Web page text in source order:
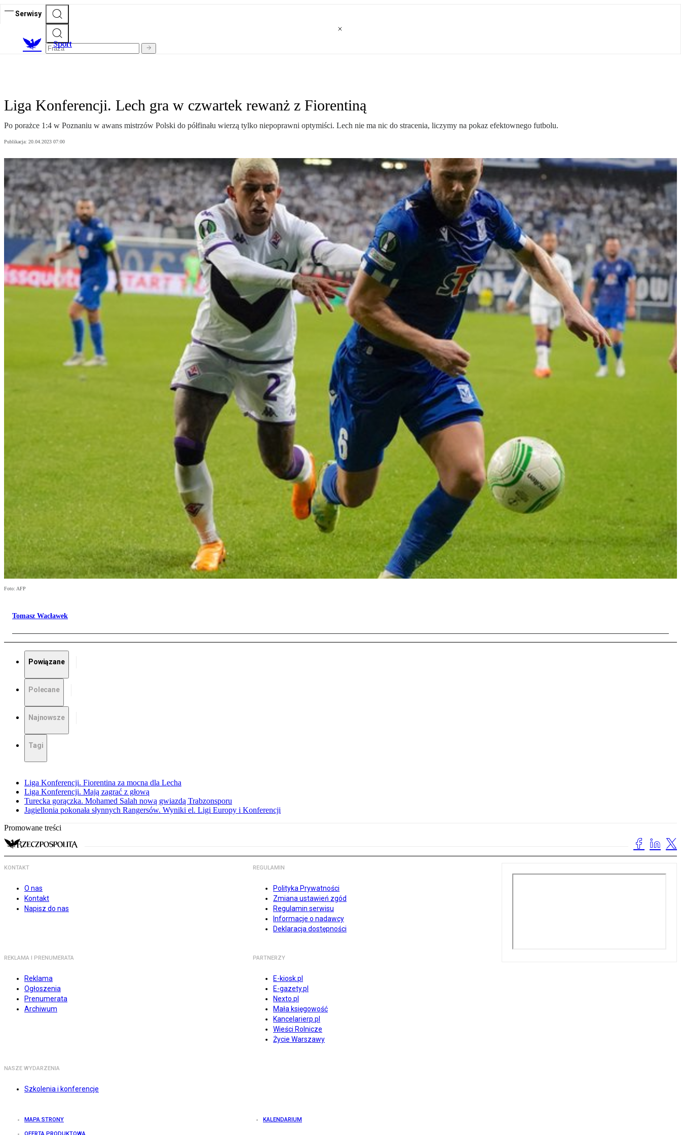
Serwisy
Sport
Liga Konferencji. Lech gra w czwartek rewanż z Fiorentiną
Po porażce 1:4 w Poznaniu w awans mistrzów Polski do półfinału wierzą tylko niepoprawni optymiści. Lech nie ma nic do stracenia, liczymy na pokaz efektownego futbolu.
Publikacja: 20.04.2023 07:00
Foto: AFP
Tomasz Wacławek
Powiązane
Polecane
Najnowsze
Tagi
Liga Konferencji. Fiorentina za mocna dla Lecha
Liga Konferencji. Mają zagrać z głową
Turecka gorączka. Mohamed Salah nową gwiazdą Trabzonsporu
Jagiellonia pokonała słynnych Rangersów. Wyniki el. Ligi Europy i Konferencji
Promowane treści
KONTAKT
O nas
Kontakt
Napisz do nas
REGULAMIN
Polityka Prywatności
Zmiana ustawień zgód
Regulamin serwisu
Informacje o nadawcy
Deklaracja dostępności
REKLAMA I PRENUMERATA
Reklama
Ogłoszenia
Prenumerata
Archiwum
PARTNERZY
E-kiosk.pl
E-gazety.pl
Nexto.pl
Mała księgowość
Kancelarierp.pl
Wieści Rolnicze
Życie Warszawy
NASZE WYDARZENIA
Szkolenia i konferencje
MAPA STRONY KALENDARIUM